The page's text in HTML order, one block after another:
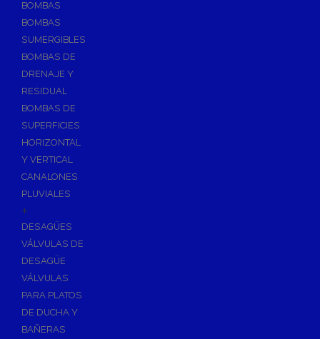
BOMBAS
BOMBAS
SUMERGIBLES
BOMBAS DE
DRENAJE Y
RESIDUAL
BOMBAS DE
SUPERFICIES
HORIZONTAL
Y VERTICAL
CANALONES
PLUVIALES
+
DESAGÜES
VÁLVULAS DE
DESAGÜE
VÁLVULAS
PARA PLATOS
DE DUCHA Y
BAÑERAS